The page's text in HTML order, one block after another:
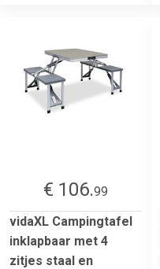
€ 106.99
vidaXL Campingtafel
inklapbaar met 4
zitjes staal en